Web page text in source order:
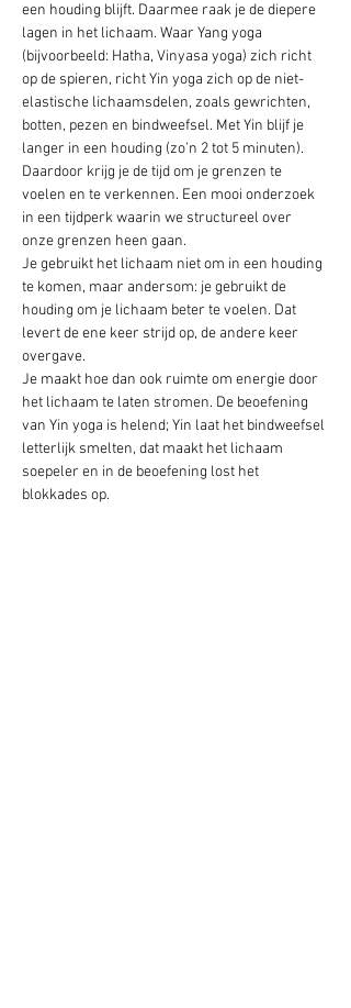
een houding blijft. Daarmee raak je de diepere
lagen in het lichaam. Waar Yang yoga
(bijvoorbeeld: Hatha, Vinyasa yoga) zich richt
op de spieren, richt Yin yoga zich op de niet-
elastische lichaamsdelen, zoals gewrichten,
botten, pezen en bindweefsel. Met Yin blijf je
langer in een houding (zo’n 2 tot 5 minuten).
Daardoor krijg je de tijd om je grenzen te
voelen en te verkennen. Een mooi onderzoek
in een tijdperk waarin we structureel over
onze grenzen heen gaan.
Je gebruikt het lichaam niet om in een houding
te komen, maar andersom: je gebruikt de
houding om je lichaam beter te voelen. Dat
levert de ene keer strijd op, de andere keer
overgave.
Je maakt hoe dan ook ruimte om energie door
het lichaam te laten stromen. De beoefening
van Yin yoga is helend; Yin laat het bindweefsel
letterlijk smelten, dat maakt het lichaam
soepeler en in de beoefening lost het
blokkades op.